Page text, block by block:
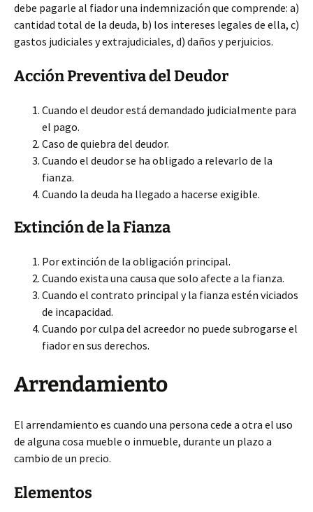
debe pagarle al fiador una indemnización que comprende: a)
cantidad total de la deuda, b) los intereses legales de ella, c)
gastos judiciales y extrajudiciales, d) daños y perjuicios.
Acción Preventiva del Deudor
Cuando el deudor está demandado judicialmente para
el pago.
Caso de quiebra del deudor.
Cuando el deudor se ha obligado a relevarlo de la
fianza.
Cuando la deuda ha llegado a hacerse exigible.
Extinción de la Fianza
Por extinción de la obligación principal.
Cuando exista una causa que solo afecte a la fianza.
Cuando el contrato principal y la fianza estén viciados
de incapacidad.
Cuando por culpa del acreedor no puede subrogarse el
fiador en sus derechos.
Arrendamiento
El arrendamiento es cuando una persona cede a otra el uso
de alguna cosa mueble o inmueble, durante un plazo a
cambio de un precio.
Elementos